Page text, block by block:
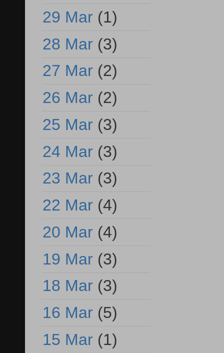
29 Mar (1)
28 Mar (3)
27 Mar (2)
26 Mar (2)
25 Mar (3)
24 Mar (3)
23 Mar (3)
22 Mar (4)
20 Mar (4)
19 Mar (3)
18 Mar (3)
16 Mar (5)
15 Mar (1)